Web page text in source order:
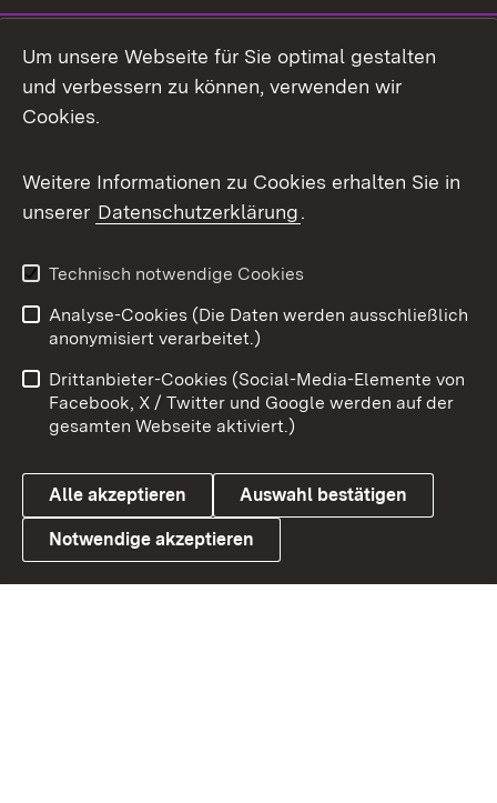
Facebook
X / Twitter
Youtube
Link zum Landesportal
Impressum
Kontakt
Barrierefreiheit
Datenschutz
Cookies
Um unsere Webseite für Sie optimal gestalten
und verbessern zu können, verwenden wir
Cookies.
Weitere Informationen zu Cookies erhalten Sie in
unserer Datenschutzerklärung.
Technisch notwendige Cookies
Analyse-Cookies (Die Daten werden ausschließlich
anonymisiert verarbeitet.)
Drittanbieter-Cookies (Social-Media-Elemente von
Facebook, X / Twitter und Google werden auf der
gesamten Webseite aktiviert.)
Alle akzeptieren Auswahl bestätigen
Notwendige akzeptieren